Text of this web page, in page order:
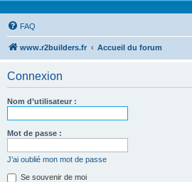
FAQ
www.r2builders.fr Accueil du forum
Connexion
Nom d’utilisateur :
Mot de passe :
J’ai oublié mon mot de passe
Se souvenir de moi